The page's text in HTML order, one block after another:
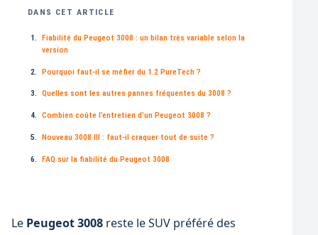
DANS CET ARTICLE
Fiabilité du Peugeot 3008 : un bilan très variable selon la
version
Pourquoi faut-il se méfier du 1.2 PureTech ?
Quelles sont les autres pannes fréquentes du 3008 ?
Combien coûte l’entretien d’un Peugeot 3008 ?
Nouveau 3008 III : faut-il craquer tout de suite ?
FAQ sur la fiabilité du Peugeot 3008
Le Peugeot 3008reste le SUV préféré des